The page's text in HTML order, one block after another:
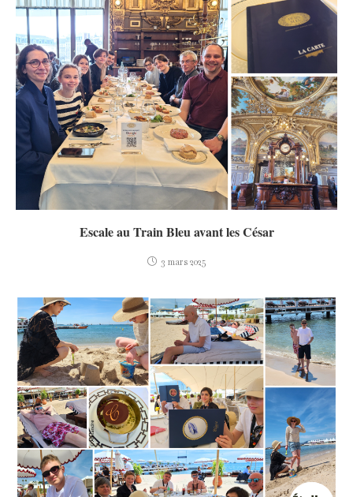
Escale au Train Bleu avant les César
3 mars 2025